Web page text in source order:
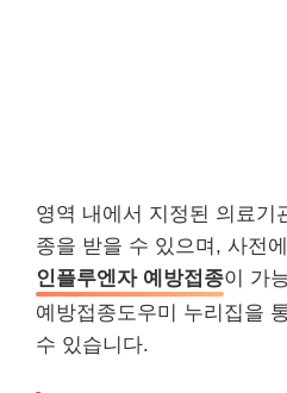
영역 내에서 지정된 의료기
종을 받을 수 있으며, 사전
인플루엔자 예방접종이 가
예방접종도우미 누리집을
수 있습니다.